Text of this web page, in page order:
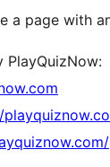
a page with
PlayQuizNow: